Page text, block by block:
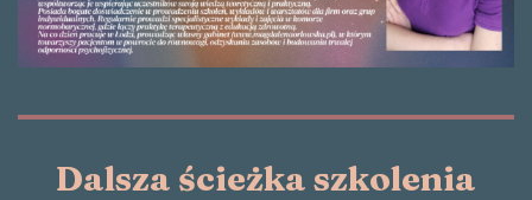
Dalsza ścieżka szkolenia